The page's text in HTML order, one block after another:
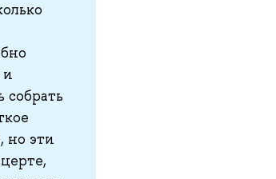
и
но эти